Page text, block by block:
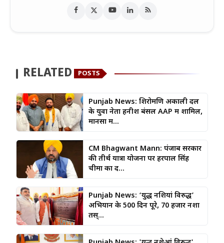
RELATED POSTS
Punjab News: शिरोमणि अकाली दल
के युवा नेता हनीश बंसल AAP में शामिल,
मानसा म...
CM Bhagwant Mann: पंजाब सरकार
की तीर्थ यात्रा योजना पर हरपाल सिंह
चीमा का द...
Punjab News: ‘युद्ध नशियां विरुद्ध’
अभियान के 500 दिन पूरे, 70 हजार नशा
तस्...